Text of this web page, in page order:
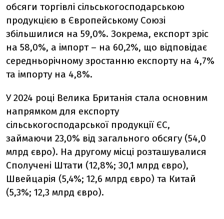
обсяги торгівлі сільськогосподарською
продукцією в Європейському Союзі
збільшилися на 59,0%. Зокрема, експорт зріс
на 58,0%, а імпорт – на 60,2%, що відповідає
середньорічному зростанню експорту на 4,7%
та імпорту на 4,8%.
У 2024 році Велика Британія стала основним
напрямком для експорту
сільськогосподарської продукції ЄС,
займаючи 23,0% від загального обсягу (54,0
млрд євро). На другому місці розташувалися
Сполучені Штати (12,8%; 30,1 млрд євро),
Швейцарія (5,4%; 12,6 млрд євро) та Китай
(5,3%; 12,3 млрд євро).